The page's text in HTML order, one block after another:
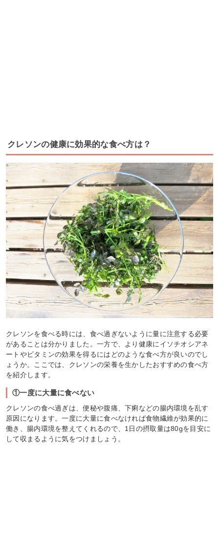
クレソンの健康に効果的な食べ方は？
クレソンを食べる時には、食べ過ぎないように量に注意する必要
があることは分かりました。一方で、より健康にイソチオシアネ
ートやビタミンの効果を得るにはどのような食べ方が良いのでし
ょうか。ここでは、クレソンの栄養を生かしたおすすめの食べ方
を紹介します。
①一度に大量に食べない
クレソンの食べ過ぎは、便秘や腹痛、下痢などの腸内環境を乱す
原因になります。一度に大量に食べなければ食物繊維が効果的に
働き、腸内環境を整えてくれるので、1日の摂取量は80gを目安に
して収まるように気をつけましょう。